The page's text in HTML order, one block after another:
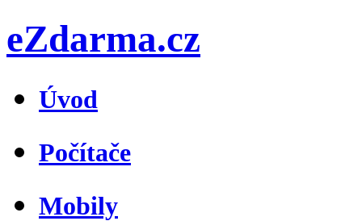
eZdarma.cz
Úvod
Počítače
Mobily